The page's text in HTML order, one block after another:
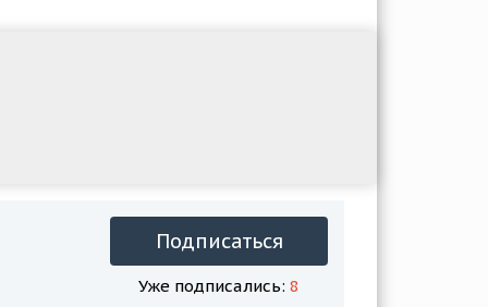
Подписаться
Уже подписались: 8